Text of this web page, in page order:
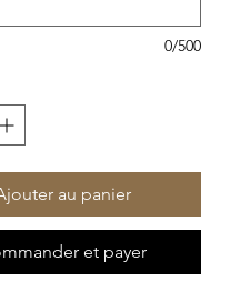
0/500
au panier
et payer